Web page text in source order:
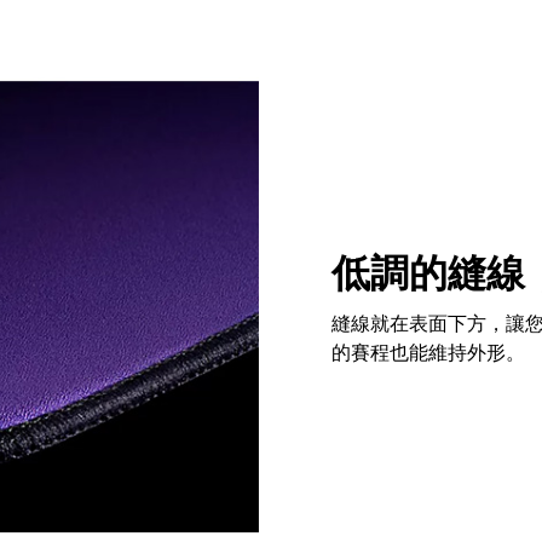
低調的縫線
縫線就在表面下方，讓
的賽程也能維持外形。